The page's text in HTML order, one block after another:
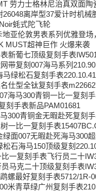
劳力士格林尼治真双面陶
26048离岸型37爱计时机械
蚝式陀飞轮
地亚伦敦男表系列优雅登
MUST超神巨作 火爆来袭
新葡七顶级复刻手表
带复刻007海马系列
绿松石复刻手表
仕型全钛复刻手表
海马300青铜一比一复刻
刻手表新品PAM01681
300青铜金无暇赴死复刻
一比一复刻手表
面007无暇赴死海马300
石海马150顶级复刻
一复刻手表飞行员二十
马克二十顶级复刻手表
螺最好复刻手表5712/1R-
米青草绿广州复刻手表